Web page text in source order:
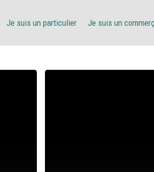
Je suis un particulier Je suis un